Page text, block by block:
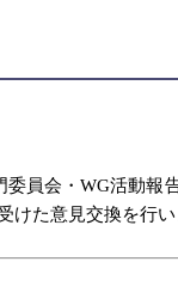
員会・WG活動報
けた意見交換を行い